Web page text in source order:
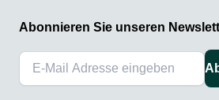
Abonnieren Sie unseren